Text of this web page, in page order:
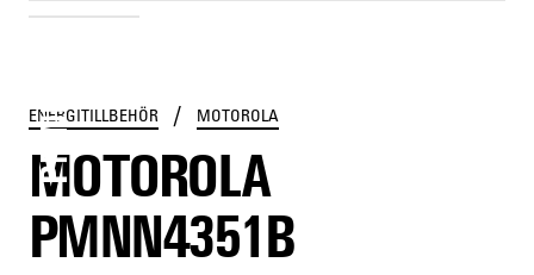
ENERGITILLBEHÖR / MOTOROLA
MOTOROLA
PMNN4351B
PMNN4351B